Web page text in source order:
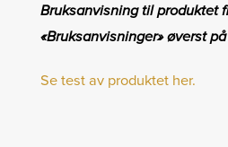
Bruksanvisning til produktet
«Bruksanvisninger» øverst
Se test av produktet her.